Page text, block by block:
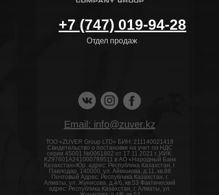
+7 (747) 019-94-28
Отдел продаж
Email: info@zuver.kz
ТОО «ZUVER Group LTD» БИН: 211140021418
Свидетельство о постановке на учет по НДС
серии 45001 №0061802 от 17.11.2021 г.,ИИК:
KZ97601A241000789511 в АО «Народный Банк
Казахстан»Юр. адрес: Республика Казахстан, г.
Павлодар, 140000, ул. Айманова, д.11, кв.88
Почтовый Адрес: Республика Казахстан, г.
Алматы, ул. Жунисова, д.4/6, кв.53 Фактический
адрес: Республика Казахстан, г. Алматы, ул.